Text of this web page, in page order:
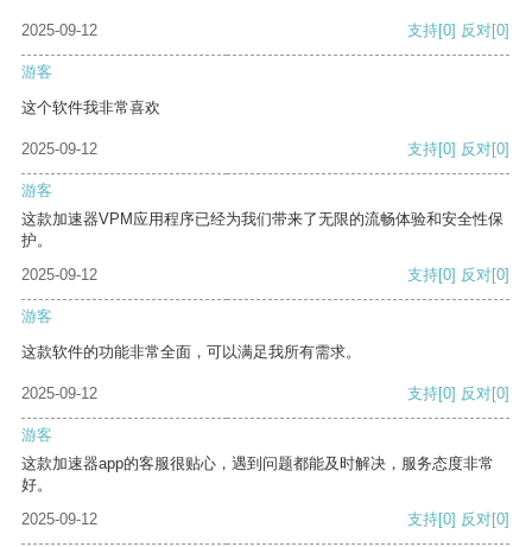
2025-09-12 支持[0] 反对[0]
游客
这个软件我非常喜欢
2025-09-12 支持[0] 反对[0]
游客
这款加速器VPM应用程序已经为我们带来了无限的流畅体验和安全性保
护。
2025-09-12
支持[0] 反对[0]
游客
这款软件的功能非常全面，可以满足我所有需求。
2025-09-12 支持[0] 反对[0]
游客
这款加速器app的客服很贴心，遇到问题都能及时解决，服务态度非常
好。
2025-09-12
支持[0] 反对[0]